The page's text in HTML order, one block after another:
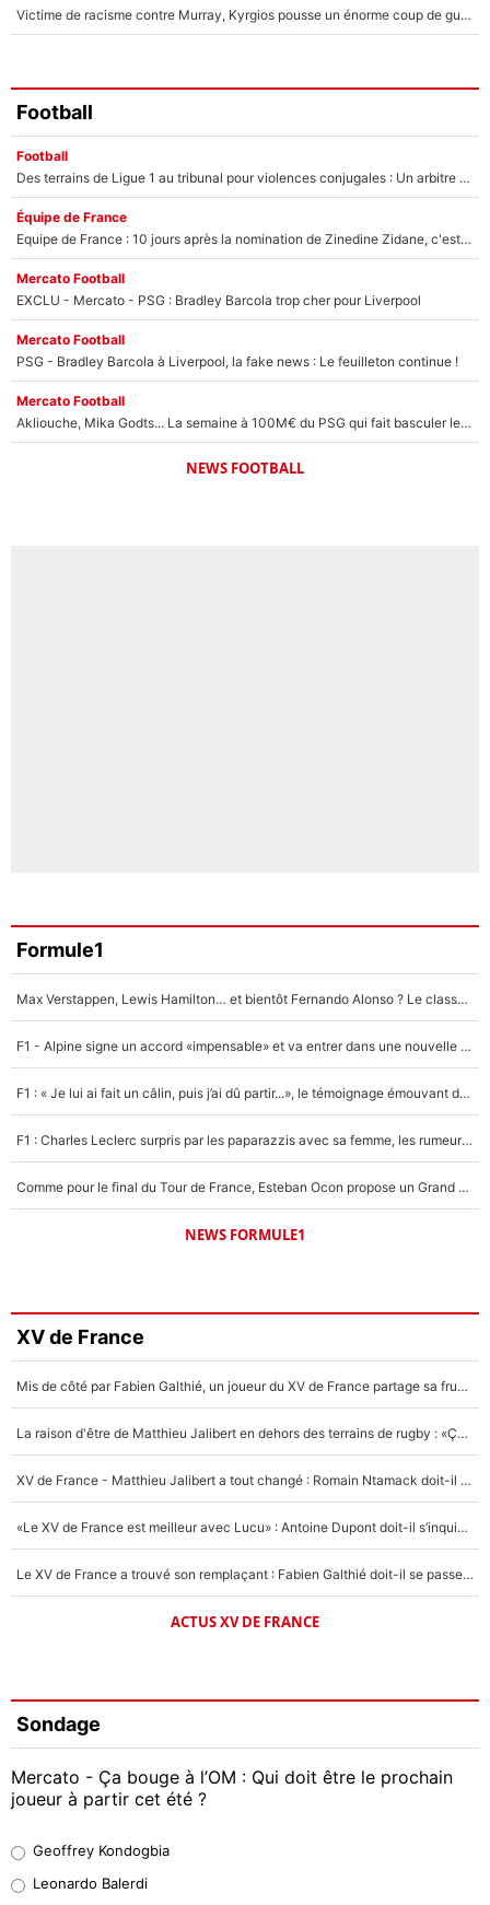
Victime de racisme contre Murray, Kyrgios pousse un énorme coup de gueule !
Football
Football
Des terrains de Ligue 1 au tribunal pour violences conjugales : Un arbitre français encourt une peine de 18 mois de prison !
Équipe de France
Equipe de France : 10 jours après la nomination de Zinedine Zidane, c'est au tour de son fils de prendre un nouveau départ !
Mercato Football
EXCLU - Mercato - PSG : Bradley Barcola trop cher pour Liverpool
Mercato Football
PSG - Bradley Barcola à Liverpool, la fake news : Le feuilleton continue !
Mercato Football
Akliouche, Mika Godts... La semaine à 100M€ du PSG qui fait basculer le mercato du PSG !
NEWS FOOTBALL
Formule1
Max Verstappen, Lewis Hamilton… et bientôt Fernando Alonso ? Le classement des pilotes les mieux payés en Formule 1 risque de changer !
F1 - Alpine signe un accord «impensable» et va entrer dans une nouvelle dimension : Grande nouvelle pour Pierre Gasly !
F1 : « Je lui ai fait un câlin, puis j’ai dû partir...», le témoignage émouvant de Max Verstappen sur sa fille
F1 : Charles Leclerc surpris par les paparazzis avec sa femme, les rumeurs étaient vraies !
Comme pour le final du Tour de France, Esteban Ocon propose un Grand Prix de Formule 1 à Paris : «Autour de l’Arc de Triomphe, ce serait génial» !
NEWS FORMULE1
XV de France
Mis de côté par Fabien Galthié, un joueur du XV de France partage sa frustration : «ils ne me l’ont pas dit tout de suite»
La raison d'être de Matthieu Jalibert en dehors des terrains de rugby : «Ça m'atteint autant que si tu touches à un membre de ma famille»
XV de France - Matthieu Jalibert a tout changé : Romain Ntamack doit-il s’inquiéter pour sa place à un an de la Coupe du monde ?
«Le XV de France est meilleur avec Lucu» : Antoine Dupont doit-il s’inquiéter pour sa place ?
Le XV de France a trouvé son remplaçant : Fabien Galthié doit-il se passer d'Antoine Dupont ?
ACTUS XV DE FRANCE
Sondage
Mercato - Ça bouge à l’OM : Qui doit être le prochain
joueur à partir cet été ?
38%
Geoffrey Kondogbia
Leonardo Balerdi